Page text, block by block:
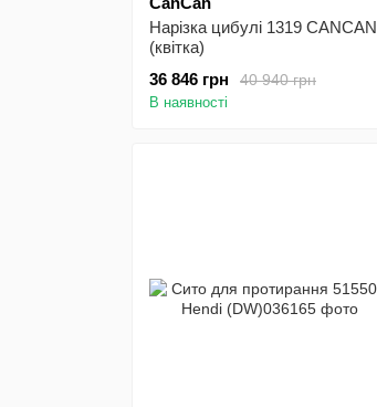
Нарізка цибулі 1319 CANCAN
(квітка)
40 940 грн
36 846 грн
В наявності